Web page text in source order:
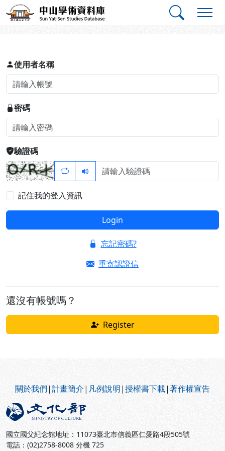
跳到主要內容
中山學術資料庫
登入
使用者名稱
密碼
驗證碼
記住我的登入資訊
Login
忘記密碼?
重寄認證信
還沒有帳號嗎？
Register
關於我們|計畫簡介| 凡例說明|授權書下載|著作權宣告
國立國父紀念館地址：11073臺北市信義區仁愛路4段505號
電話：(02)2758-8008 分機 725